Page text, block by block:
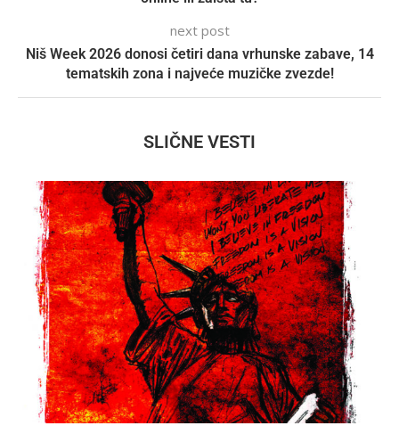
next post
Niš Week 2026 donosi četiri dana vrhunske zabave, 14
tematskih zona i najveće muzičke zvezde!
SLIČNE VESTI